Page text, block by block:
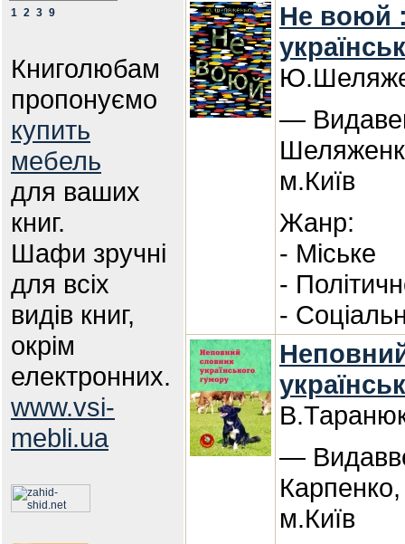
1 2 3 9
Книголюбам
пропонуємо
купить
мебель
для ваших
книг.
Шафи зручні
для всіх
видів книг,
окрім
електронних.
www.vsi-
mebli.ua
Не воюй
—
м.Київ
Жанр:
- Міське
-
-
—
м.Київ